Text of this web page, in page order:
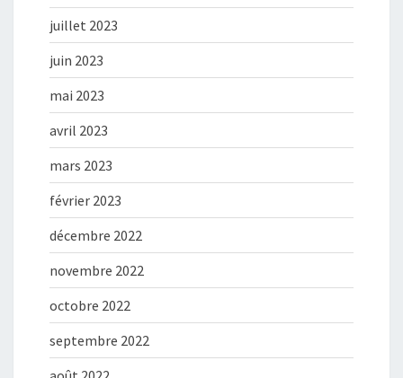
juillet 2023
juin 2023
mai 2023
avril 2023
mars 2023
février 2023
décembre 2022
novembre 2022
octobre 2022
septembre 2022